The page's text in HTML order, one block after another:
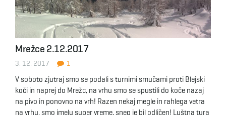
Mrežce 2.12.2017
3. 12. 2017 1
V soboto zjutraj smo se podali s turnimi smučami proti Blejski
koči in naprej do Mrežc, na vrhu smo se spustili do koče nazaj
na pivo in ponovno na vrh! Razen nekaj megle in rahlega vetra
na vrhu, smo imelu super vreme, sneg je bil odličen! Luštna tura